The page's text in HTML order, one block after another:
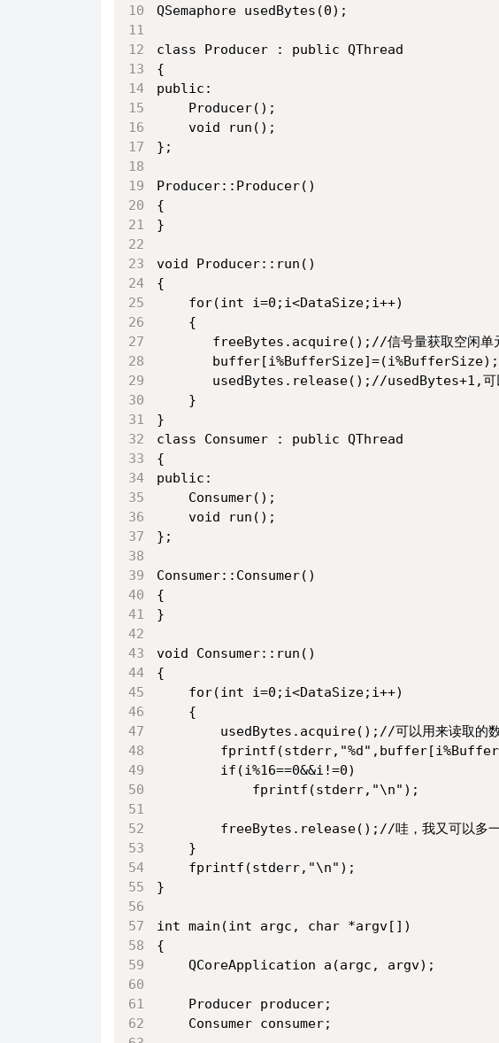
QSemaphore usedBytes(0);
class Producer : public QThread
{
public:
    Producer();
    void run();
};
Producer::Producer()
{
}
void Producer::run()
{
    for(int i=0;i<DataSize;i++)
    {
freeBytes.acquire();//信号量获取空闲单元
       buffer[i%BufferSize]=(i%BufferSize);
usedBytes.release();//usedBytes+1,可以
    }
}
class Consumer : public QThread
{
public:
    Consumer();
    void run();
};
Consumer::Consumer()
{
}
void Consumer::run()
{
    for(int i=0;i<DataSize;i++)
    {
usedBytes.acquire();//可以用来读取的数
        if(i%16==0&&i!=0)
            fprintf(stderr,"\n");
freeBytes.release();//哇，我又可以多一
    }
    fprintf(stderr,"\n");
}
int main(int argc, char *argv[])
{
    QCoreApplication a(argc, argv);
    Producer producer;
    Consumer consumer;